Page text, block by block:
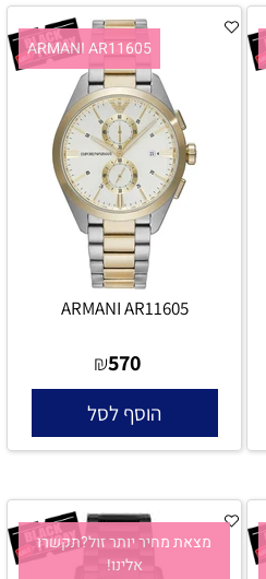
ARMANI AR11605
ARMANI AR11605
₪570
הוסף לסל
מצאת מחיר יותר זול?תקשרו
אלינו!